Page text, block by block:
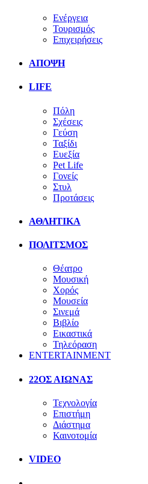
Ενέργεια
Τουρισμός
Επιχειρήσεις
ΑΠΟΨΗ
LIFE
Πόλη
Σχέσεις
Γεύση
Ταξίδι
Ευεξία
Pet Life
Γονείς
Στυλ
Προτάσεις
ΑΘΛΗΤΙΚΑ
ΠΟΛΙΤΣΜΟΣ
Θέατρο
Μουσική
Χορός
Μουσεία
Σινεμά
Βιβλίο
Εικαστικά
Τηλεόραση
ENTERTAINMENT
22ΟΣ ΑΙΩΝΑΣ
Τεχνολογία
Επιστήμη
Διάστημα
Καινοτομία
VIDEO